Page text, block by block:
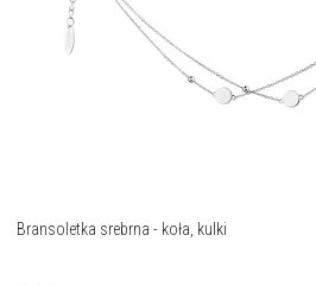
Bransoletka srebrna - koła, kulki